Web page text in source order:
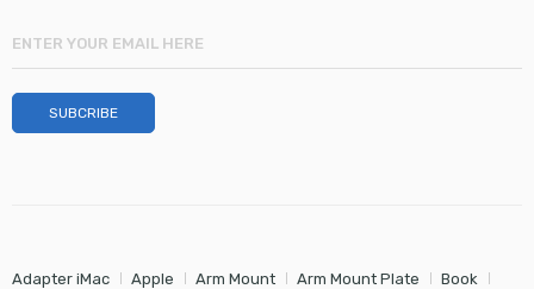
Adapter iMac Apple Arm Mount Arm Mount Plate Book